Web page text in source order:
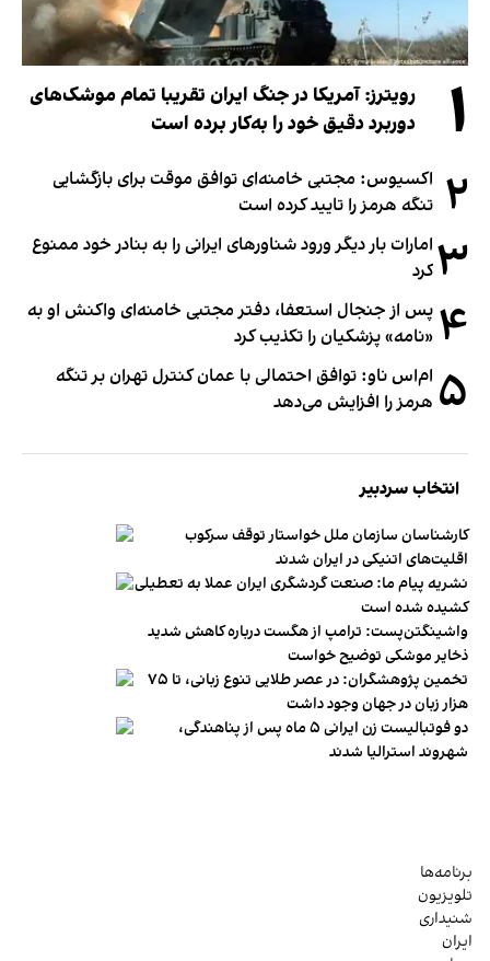
۱
رویترز: آمریکا در جنگ ایران تقریبا تمام موشک‌های
دوربرد دقیق خود را به‌کار برده است
۲ اکسیوس: مجتبی خامنه‌ای توافق موقت برای بازگشایی
تنگه هرمز را تایید کرده است
۳ امارات بار دیگر ورود شناورهای ایرانی را به بنادر خود ممنوع
کرد
۴ پس از جنجال استعفا، دفتر مجتبی خامنه‌ای واکنش او به
«نامه» پزشکیان را تکذیب کرد
۵ ام‌اس ناو: توافق احتمالی با عمان کنترل تهران بر تنگه
هرمز را افزایش می‌دهد
انتخاب سردبیر
کارشناسان سازمان ملل خواستار توقف سرکوب
اقلیت‌های اتنیکی در ایران شدند
نشریه پیام ما: صنعت گردشگری ایران عملا به تعطیلی
کشیده شده است
واشینگتن‌پست: ترامپ از هگست درباره کاهش شدید
ذخایر موشکی توضیح خواست
تخمین پژوهشگران: در عصر طلایی تنوع زبانی، تا ۷۵
هزار زبان در جهان وجود داشت
دو فوتبالیست زن ایرانی ۵ ماه پس از پناهندگی،
شهروند استرالیا شدند
برنامه‌ها
تلویزیون
شنیداری
ایران